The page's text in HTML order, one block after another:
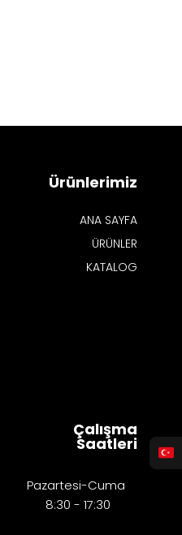
Ürünlerimiz
ANA SAYFA
ÜRÜNLER
KATALOG
Çalışma
Saatleri
Pazartesi-Cuma
8:30 - 17:30​​